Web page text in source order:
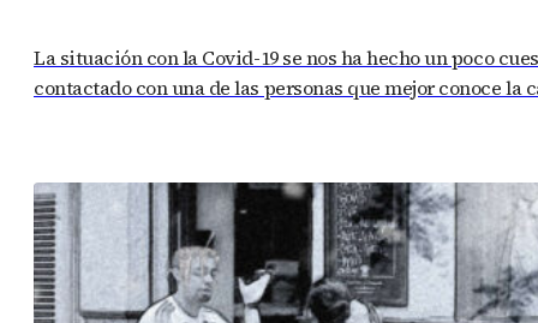
La situación con la Covid-19 se nos ha hecho un poco
contactado con una de las personas que mejor conoce